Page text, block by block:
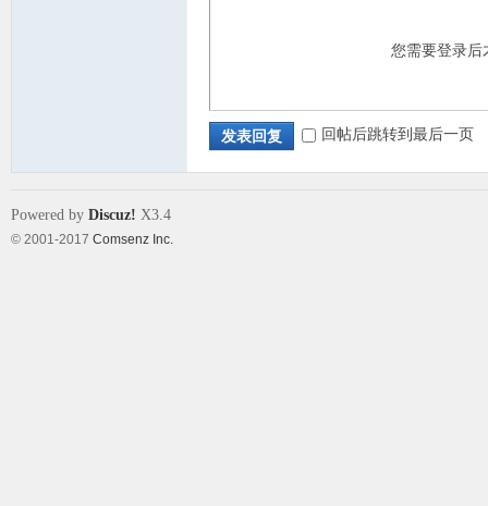
您需要登录
发表回复 回帖后跳转到最后一页
Powered by Discuz! X3.4
© 2001-2017 Comsenz Inc.